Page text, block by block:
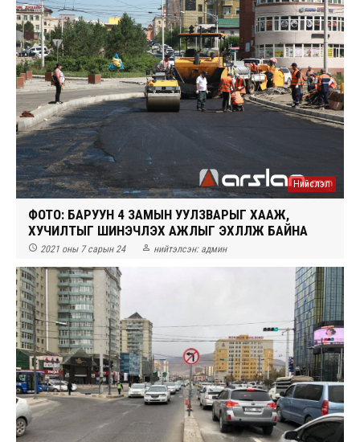
Нийслэл
ФОТО: БАРУУН 4 ЗАМЫН УУЛЗВАРЫГ ХААЖ,
ХУЧИЛТЫГ ШИНЭЧЛЭХ АЖЛЫГ ЭХЛҮҮЛЖ БАЙНА
 2021 оны 7 сарын 24  нийтэлсэн: админ